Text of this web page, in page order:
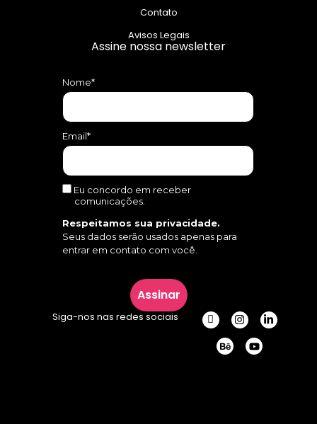
Contato
Avisos Legais
Assine nossa newsletter
Nome*
Email*
Eu concordo em receber
comunicações.
Respeitamos sua privacidade.
Seus dados serão usados apenas para
entrar em contato com você.
Assinar
Siga-nos nas redes sociais